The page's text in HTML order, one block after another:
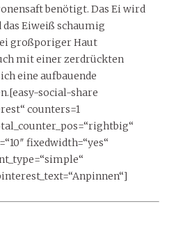
benötigt. Das Ei wird
Eiweiß schaumig
großporiger Haut
mit einer zerdrückten
eine aufbauende
social-share
counters=1
fixedwidth=“yes“